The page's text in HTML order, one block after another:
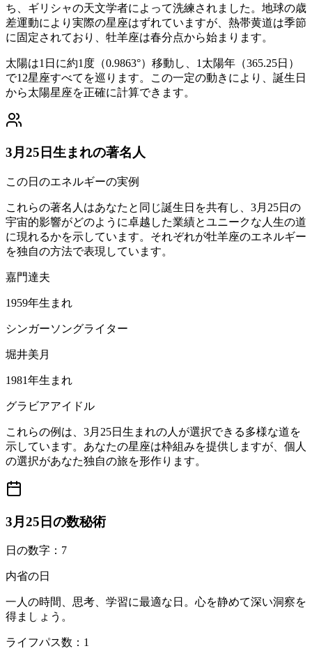
ち、ギリシャの天文学者によって洗練されました。地球の歳
差運動により実際の星座はずれていますが、熱帯黄道は季節
に固定されており、牡羊座は春分点から始まります。
太陽は1日に約1度（0.9863°）移動し、1太陽年（365.25日）
で12星座すべてを巡ります。この一定の動きにより、誕生日
から太陽星座を正確に計算できます。
3月25日生まれの著名人
この日のエネルギーの実例
これらの著名人はあなたと同じ誕生日を共有し、3月25日の
宇宙的影響がどのように卓越した業績とユニークな人生の道
に現れるかを示しています。それぞれが牡羊座のエネルギー
を独自の方法で表現しています。
嘉門達夫
1959年生まれ
シンガーソングライター
堀井美月
1981年生まれ
グラビアアイドル
これらの例は、3月25日生まれの人が選択できる多様な道を
示しています。あなたの星座は枠組みを提供しますが、個人
の選択があなた独自の旅を形作ります。
3月25日の数秘術
日の数字：7
内省の日
一人の時間、思考、学習に最適な日。心を静めて深い洞察を
得ましょう。
ライフパス数：1